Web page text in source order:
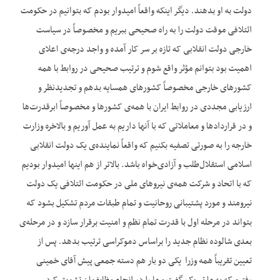
دولت به او بدهند. دیگر اینکه واقعاً امیدوار بودم که بتوانیم در حکومت
ائتلافی موقت دولت را به راه صحیحی ببریم و مخصوصاً در سیاست
خارجی دولت انقلابی که تازه بر سر کار آمده و واجد درجه‌‌ی اعلای
اهمیت بود بتوانم مؤثر واقع شوم و ترتیب صحیحی در روابط با همه
کشورهای خارجی مخصوصاً کشورهای همسایه بدهم و تجدیدنظر و
ارزیابی مجددی در روابط ایران با همه‌‌ی کشورها و مخصوصاً ابرقدرت‌‌ها
و در قراردادها و معاملاتی که با آنها داریم به عمل آوریم و بالاخره وزارت
خارجه را به صورتی تصفیه بکنیم که واقعاً نماینده‌‌ی یک دولت انقلابی
اسلامی استقلال‌‌طلب و آزادی‌‌خواه باشد. بالاتر از هم اینها امیدوار بودیم
که با اتحاد و شرکت همه‌‌ی نیروهای ملی در حکومت ائتلافی یک دولت
نیرومند و مورد پشتیبانی روحانیت و تمام طبقات مردم تشکیل بشود که
بتواند در مرحله اول با قدرت تمام نظم و امنیت برقرار سازد و در مرحله‌‌ی
بعدی شالوده نظام جدید را براساس دموکراسی ترتیب بدهد. پس از
تعیین تقریباً همه وزرا یکی دو بار هم دسته جمعی پیش آقای خمینی